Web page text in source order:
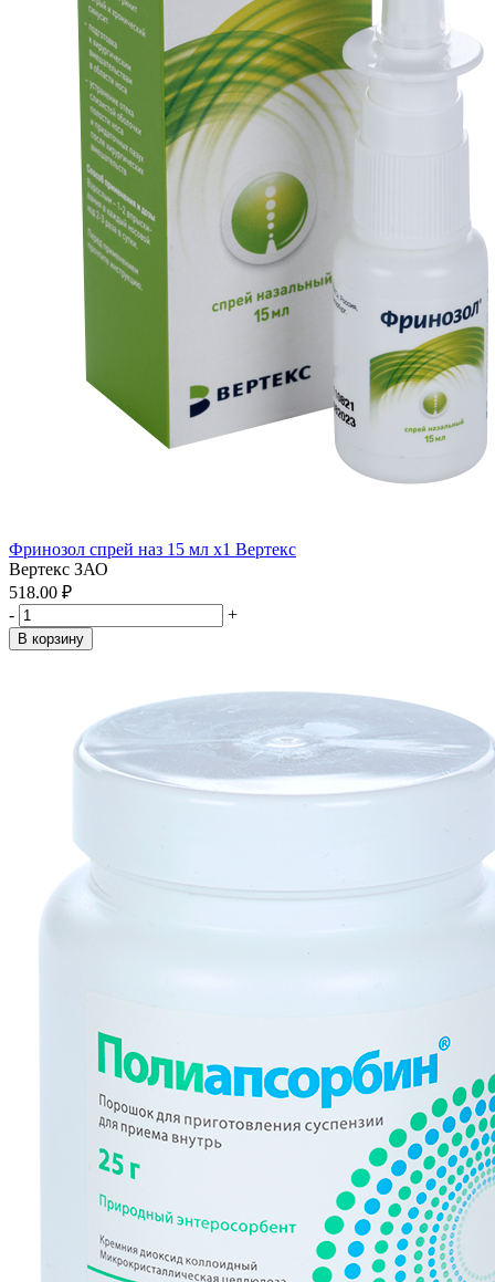
Фринозол спрей наз 15 мл x1 Вертекс
Вертекс ЗАО
518.00 ₽
-
+
В корзину